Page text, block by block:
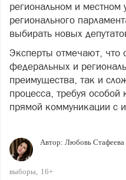
региональном и местном
регионального
выбирать новых
Эксперты отмечают, что
федеральных и
преимущества, так и
процесса, требуя
прямой коммуникации с
Автор: Любовь Стафеева
выборы 16+